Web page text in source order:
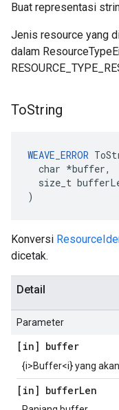
Buat representasi
Jenis resource yang
dalam
ToString
WEAVE_ERROR
  char *buffer,
size_t
)
Konversi
dicetak.
Detail
Parameter
[in] buffer
{i>Buffer<i} yang
[in] bufferLen